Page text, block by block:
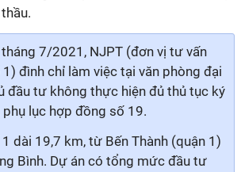
7/2021, NJPT (đơn vị tư vấn
đình chỉ làm việc tại văn phòng đại
đầu tư không thực hiện đủ thủ tục ký
phụ lục hợp đồng số 19.
dài 19,7 km, từ Bến Thành (quận 1)
Bình. Dự án có tổng mức đầu tư